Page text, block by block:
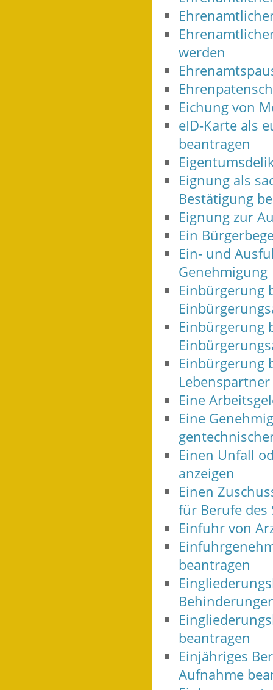
werden
Eichung von
eID-Karte als
beantragen
Eignung als
Bestätigung
Eignung zur
Ein
Ein- und
Genehmigung
Einbürgerung
Einbürgerung
Einbürgerung
Eine
Eine
Einen Unfall
anzeigen
Einen
für Berufe des
Einfuhr von
beantragen
beantragen
Einjähriges
Aufnahme